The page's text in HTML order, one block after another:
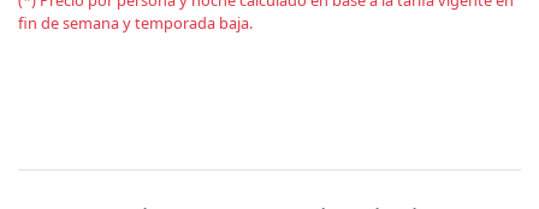
fin de semana y temporada baja.